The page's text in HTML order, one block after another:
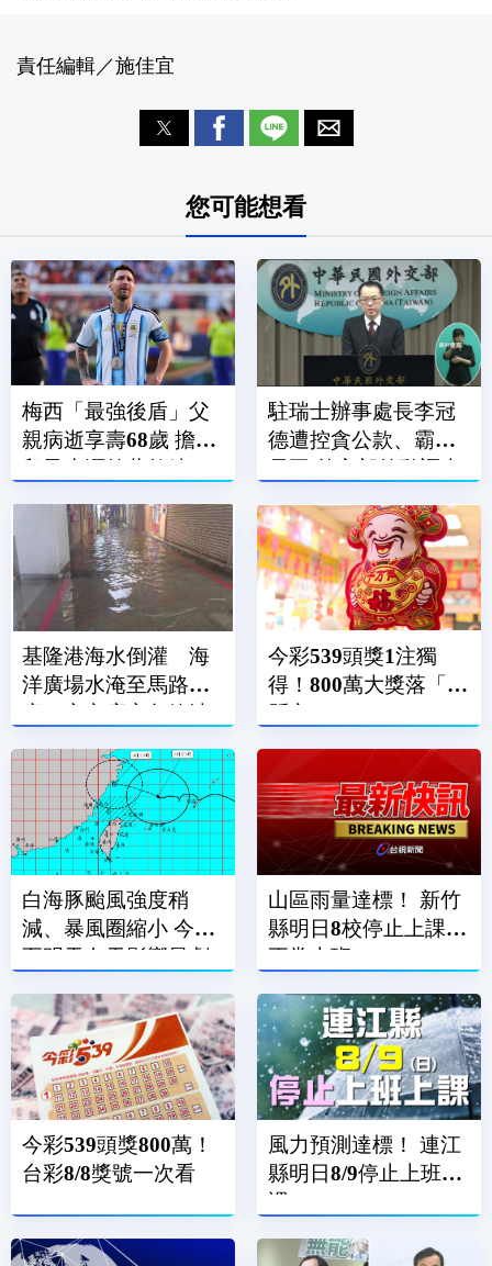
責任編輯／施佳宜
您可能想看
梅西「最強後盾」父
親病逝享壽68歲 擔任
兒子生涯啟蒙教練、
駐瑞士辦事處長李冠
德遭控貪公款、霸凌
員工 外交部啟動調查
基隆港海水倒灌 海
洋廣場水淹至馬路、
廟口夜市店家急築沙
今彩539頭獎1注獨
得！800萬大獎落「這
縣市」
白海豚颱風強度稍
減、暴風圈縮小 今晚
至明天白天影響最劇
山區雨量達標！ 新竹
縣明日8校停止上課、
正常上班
今彩539頭獎800萬！
台彩8/8獎號一次看
風力預測達標！ 連江
縣明日8/9停止上班上
課